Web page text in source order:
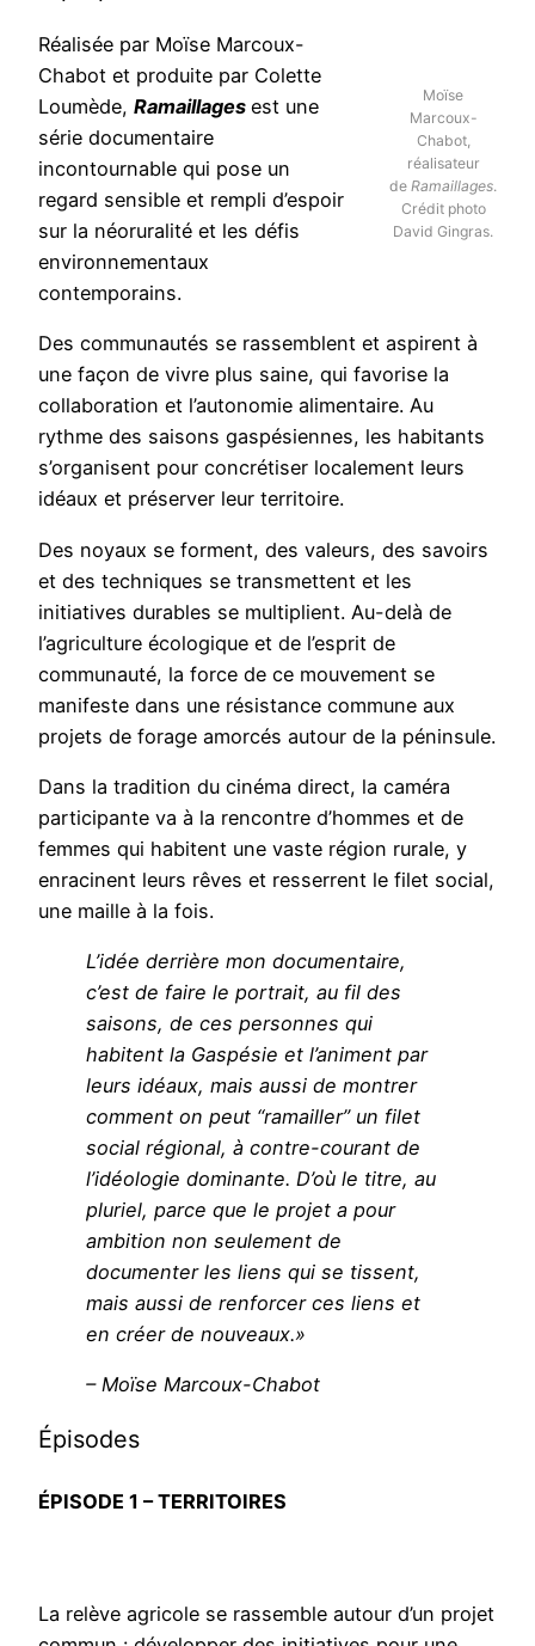
Moïse
Marcoux-
Chabot,
réalisateur
de Ramaillages.
Crédit photo
David Gingras.
Réalisée par Moïse Marcoux-
Chabot et produite par Colette
Loumède, Ramaillages est une
série documentaire
incontournable qui pose un
regard sensible et rempli d’espoir
sur la néoruralité et les défis
environnementaux
contemporains.
Des communautés se rassemblent et aspirent à
une façon de vivre plus saine, qui favorise la
collaboration et l’autonomie alimentaire. Au
rythme des saisons gaspésiennes, les habitants
s’organisent pour concrétiser localement leurs
idéaux et préserver leur territoire.
Des noyaux se forment, des valeurs, des savoirs
et des techniques se transmettent et les
initiatives durables se multiplient. Au-delà de
l’agriculture écologique et de l’esprit de
communauté, la force de ce mouvement se
manifeste dans une résistance commune aux
projets de forage amorcés autour de la péninsule.
Dans la tradition du cinéma direct, la caméra
participante va à la rencontre d’hommes et de
femmes qui habitent une vaste région rurale, y
enracinent leurs rêves et resserrent le filet social,
une maille à la fois.
L’idée derrière mon documentaire,
c’est de faire le portrait, au fil des
saisons, de ces personnes qui
habitent la Gaspésie et l’animent par
leurs idéaux, mais aussi de montrer
comment on peut “ramailler” un filet
social régional, à contre-courant de
l’idéologie dominante. D’où le titre, au
pluriel, parce que le projet a pour
ambition non seulement de
documenter les liens qui se tissent,
mais aussi de renforcer ces liens et
en créer de nouveaux.»
– Moïse Marcoux-Chabot
Épisodes
ÉPISODE 1 – TERRITOIRES
La relève agricole se rassemble autour d’un projet